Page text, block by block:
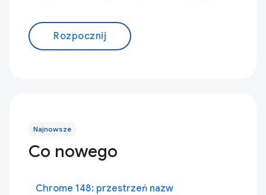
Rozpocznij
Najnowsze
Co nowego
Chrome 148: przestrzeń nazw